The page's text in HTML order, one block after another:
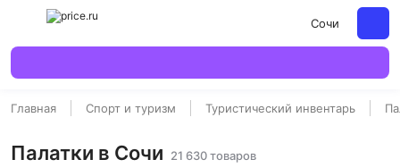
Сочи
Главная Спорт и туризм Туристический инвентарь
Палатки в Сочи
21 630 товаров